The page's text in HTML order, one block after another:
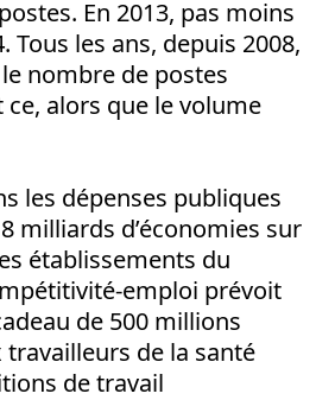
En 2013, pas moins
Tous les ans, depuis 2008,
nombre de postes
alors que le volume
les dépenses publiques
milliards d’économies sur
établissements du
emploi prévoit
de 500 millions
de la santé
de travail